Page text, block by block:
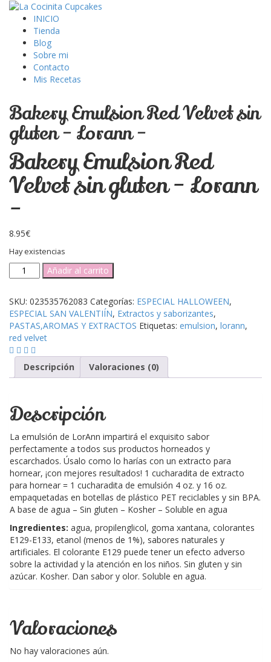
INICIO
Tienda
Blog
Sobre mi
Contacto
Mis Recetas
Bakery Emulsion Red Velvet sin
gluten – Lorann –
Bakery Emulsion Red
Velvet sin gluten – Lorann
–
8.95€
Hay existencias
Bakery
Emulsion
Velvet
sin
gluten
-
Lorann
cantidad
Añadir al carrito
SKU: 023535762083 Categorías: ESPECIAL HALLOWEEN,
ESPECIAL SAN VALENTIÍN, Extractos y saborizantes,
PASTAS,AROMAS Y EXTRACTOS Etiquetas: emulsion, lorann,
red velvet
Descripción Valoraciones (0)
Descripción
La emulsión de LorAnn impartirá el exquisito sabor
perfectamente a todos sus productos horneados y
escarchados. Úsalo como lo harías con un extracto para
hornear, ¡con mejores resultados! 1 cucharadita de extracto
para hornear = 1 cucharadita de emulsión 4 oz. y 16 oz.
empaquetadas en botellas de plástico PET reciclables y sin BPA.
A base de agua – Sin gluten – Kosher – Soluble en agua
Ingredientes: agua, propilenglicol, goma xantana, colorantes
E129-E133, etanol (menos de 1%), sabores naturales y
artificiales. El colorante E129 puede tener un efecto adverso
sobre la actividad y la atención en los niños. Sin gluten y sin
azúcar. Kosher. Dan sabor y olor. Soluble en agua.
Valoraciones
No hay valoraciones aún.